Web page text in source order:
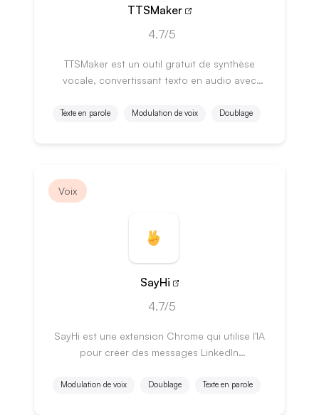
TTSMaker
4.7/5
TTSMaker est un outil gratuit de synthèse
vocale, convertissant texto en audio avec
Texte en parole Modulation de voix Doublage
Voix
SayHi
4.7/5
SayHi est une extension Chrome qui utilise l'IA
pour créer des messages LinkedIn
Modulation de voix Doublage Texte en parole